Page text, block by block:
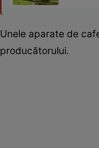
Unele aparate de
producătorului.